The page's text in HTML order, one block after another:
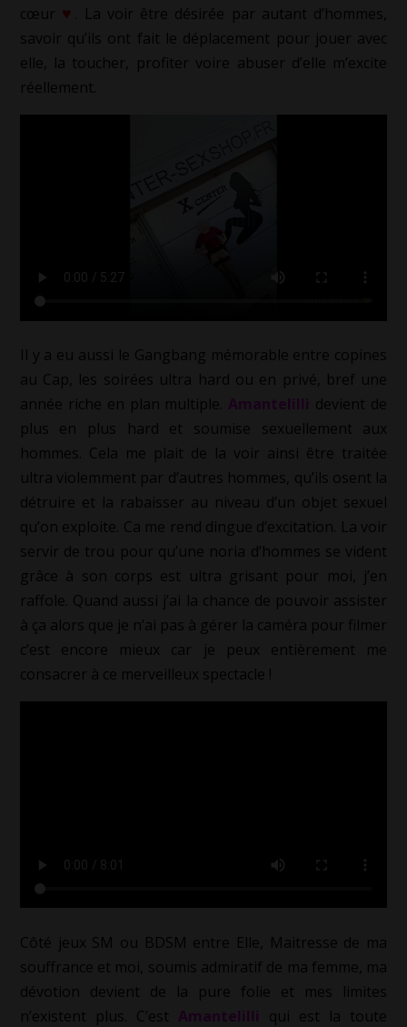
cœur ♥
La voir être désirée par autant d’hommes,
savoir qu’ils ont fait le déplacement pour jouer avec
elle, la toucher, profiter voire abuser d’elle m’excite
réellement.
Il y a eu aussi le Gangbang mémorable entre copines
au Cap, les soirées ultra hard ou en privé, bref une
année riche en plan multiple. Amantelilli devient de
plus en plus hard et soumise sexuellement aux
hommes. Cela me plait de la voir ainsi être traitée
ultra violemment par d’autres hommes, qu’ils osent la
détruire et la rabaisser au niveau d’un objet sexuel
qu’on exploite. Ca me rend dingue d’excitation. La voir
servir de trou pour qu’une noria d’hommes se vident
grâce à son corps est ultra grisant pour moi, j’en
raffole. Quand aussi j’ai la chance de pouvoir assister
à ça alors que je n’ai pas à gérer la caméra pour filmer
c’est encore mieux car je peux entièrement me
consacrer à ce merveilleux spectacle !
Côté jeux SM ou BDSM entre Elle, Maitresse de ma
souffrance et moi, soumis admiratif de ma femme, ma
dévotion devient de la pure folie et mes limites
n’existent plus. C’est Amantelilli qui est la toute